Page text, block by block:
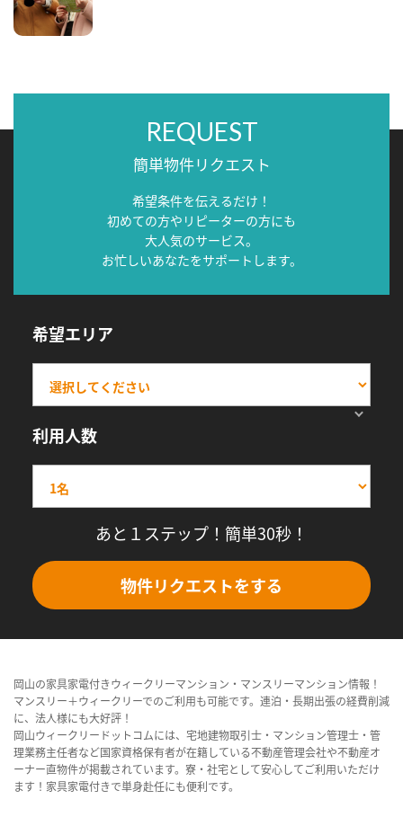
REQUEST
簡単物件リクエスト
希望条件を伝えるだけ！
初めての方やリピーターの方にも
大人気のサービス。
お忙しいあなたをサポートします。
希望エリア
利用人数
あと１ステップ！簡単30秒！
物件リクエストをする
岡山の家具家電付きウィークリーマンション・マンスリーマンション情報！
マンスリー＋ウィークリーでのご利用も可能です。連泊・長期出張の経費削減
に、法人様にも大好評！
岡山ウィークリードットコムには、宅地建物取引士・マンション管理士・管
理業務主任者など国家資格保有者が在籍している不動産管理会社や不動産オ
ーナー直物件が掲載されています。寮・社宅として安心してご利用いただけ
ます！家具家電付きで単身赴任にも便利です。